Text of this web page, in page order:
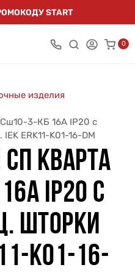
START
0
изделия
3-КБ 16А IP20 с
ERK11-K01-16-DM
КВАРТА
IP20 С
ШТОРКИ
K01-16-